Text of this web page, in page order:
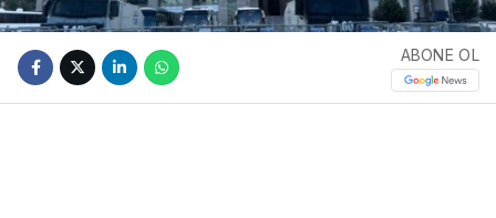
ABONE OL